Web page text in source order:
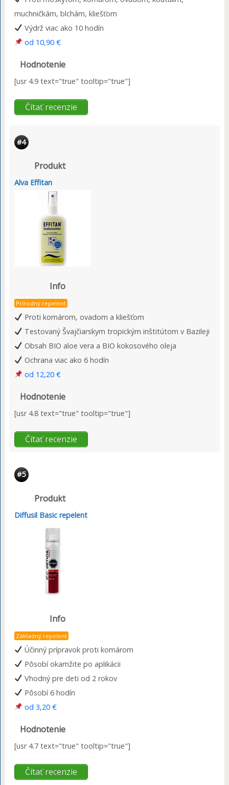
muchničkám, blchám, kliešťom
Výdrž viac ako 10 hodín
od 10,90 €
Hodnotenie
[usr 4.9 text="true" tooltip="true"]
Čítať recenzie
#4
Produkt
Alva Effitan
Info
Prírodný repelent
Proti komárom, ovadom a kliešťom
Testovaný Švajčiarskym tropickým inštitútom v Bazileji
Obsah BIO aloe vera a BIO kokosového oleja
Ochrana viac ako 6 hodín
od 12,20 €
Hodnotenie
[usr 4.8 text="true" tooltip="true"]
Čítať recenzie
#5
Produkt
Diffusil Basic repelent
Info
Základný repelent
Účinný prípravok proti komárom
Pôsobí okamžite po aplikácii
Vhodný pre deti od 2 rokov
Pôsobí 6 hodín
od 3,20 €
Hodnotenie
[usr 4.7 text="true" tooltip="true"]
Čítať recenzie